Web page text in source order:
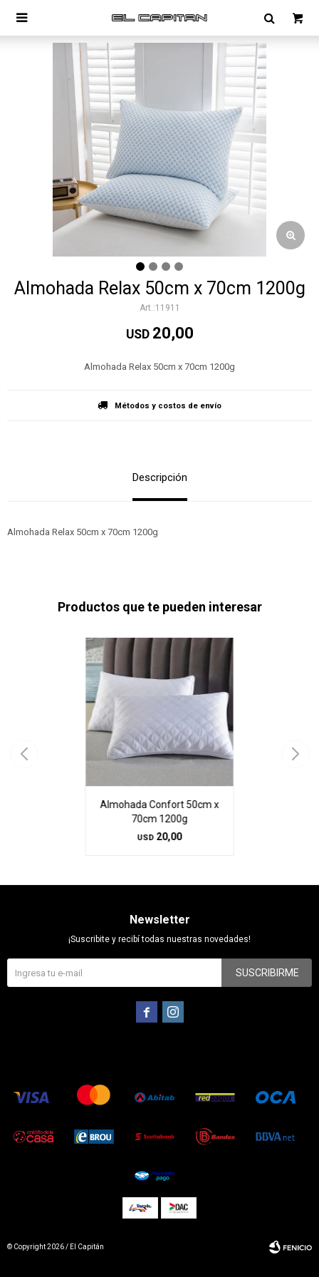

Almohada Relax 50cm x 70cm 1200g
11911
USD 20,00
Almohada Relax 50cm x 70cm 1200g
Métodos y costos de envío
Descripción
Almohada Relax 50cm x 70cm 1200g
Productos que te pueden interesar
Almohada Confort 50cm x
70cm 1200g
USD 20,00
Newsletter
¡Suscribite y recibí todas nuestras novedades!
SUSCRIBIRME
 
© Copyright 2026 / El Capitán